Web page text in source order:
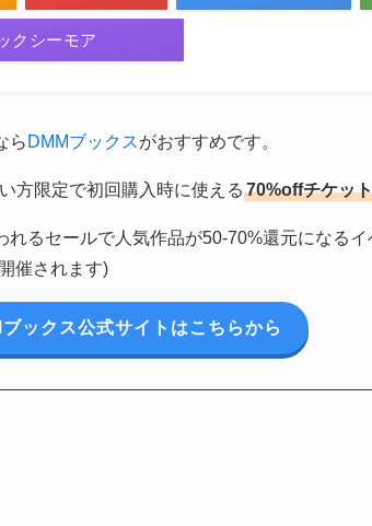
クシーモア
ら DMMブックスがおすすめです。
方限定で初回購入時に使える 70%offチケット
るセールで人気作品が50-70%還元になる
催されます)
ブックス公式サイトはこちらから